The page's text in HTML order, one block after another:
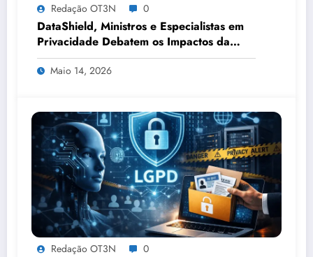
Redação OT3N 0
DataShield, Ministros e Especialistas em
Privacidade Debatem os Impactos da
Tecnologia, IA e Proteção de Dados no
Congresso de Direito Digital da OAB
Maio 14, 2026
Redação OT3N 0